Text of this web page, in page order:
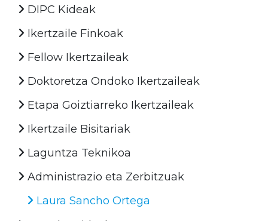
DIPC Kideak
Ikertzaile Finkoak
Fellow Ikertzaileak
Doktoretza Ondoko Ikertzaileak
Etapa Goiztiarreko Ikertzaileak
Ikertzaile Bisitariak
Laguntza Teknikoa
Administrazio eta Zerbitzuak
Laura Sancho Ortega